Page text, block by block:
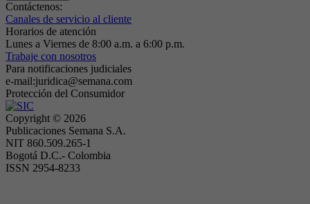
Contáctenos:
Canales de servicio al cliente
Horarios de atención
Lunes a Viernes de 8:00 a.m. a 6:00 p.m.
Trabaje con nosotros
Para notificaciones judiciales
e-mail:juridica@semana.com
Protección del Consumidor
Copyright © 2026
Publicaciones Semana S.A.
NIT 860.509.265-1
Bogotá D.C.- Colombia
ISSN 2954-8233